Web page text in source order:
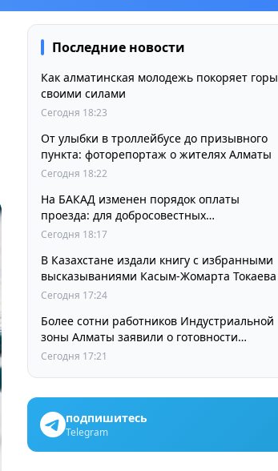
Последние новости
Как алматинская молодежь покоряет горы
своими силами
Сегодня 18:23
От улыбки в троллейбусе до призывного
пункта: фоторепортаж о жителях Алматы
Сегодня 18:22
На БАКАД изменен порядок оплаты
проезда: для добросовестных
пользователей стоимость остается
Сегодня 18:17
В Казахстане издали книгу с избранными
высказываниями Касым-Жомарта Токаева
Сегодня 17:24
Более сотни работников Индустриальной
зоны Алматы заявили о готовности
принять участие в выборах членов
Сегодня 17:21
подпишитесь
Telegram